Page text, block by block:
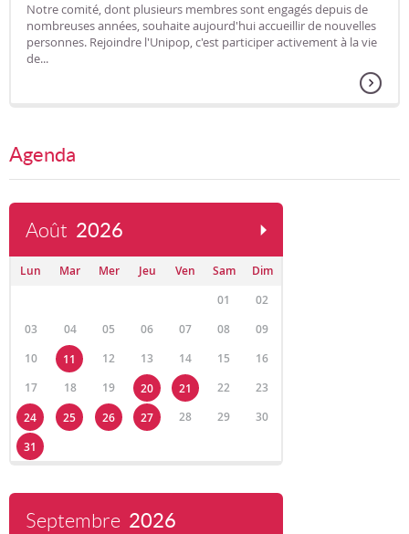
Notre comité, dont plusieurs membres sont engagés depuis de
nombreuses années, souhaite aujourd'hui accueillir de nouvelles
personnes. Rejoindre l'Unipop, c'est participer activement à la vie
de...
Agenda
Août 2026
Lun Mar Mer Jeu Ven Sam
Dim
01
02
03
04 05 06 07 08
09
10
11 12 13 14 15
16
17
18 19 20 21 22
23
24
25 26 27 28 29
30
31
Septembre 2026